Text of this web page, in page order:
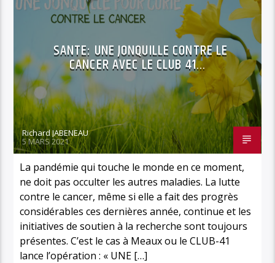
SANTE: UNE JONQUILLE CONTRE LE
CANCER AVEC LE CLUB 41…
Richard JABENEAU
5 MARS 2021
La pandémie qui touche le monde en ce moment,
ne doit pas occulter les autres maladies. La lutte
contre le cancer, même si elle a fait des progrès
considérables ces dernières année, continue et les
initiatives de soutien à la recherche sont toujours
présentes. C’est le cas à Meaux ou le CLUB-41
lance l’opération : « UNE […]